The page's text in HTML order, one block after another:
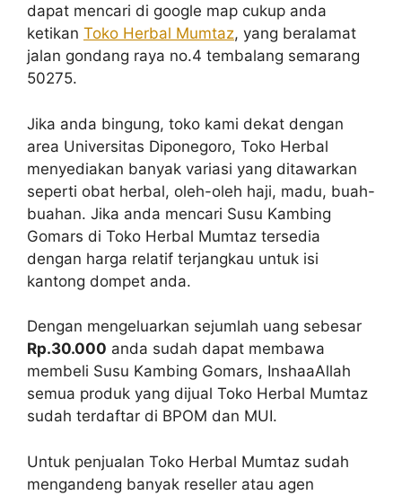
dapat mencari di google map cukup anda
ketikan Toko Herbal Mumtaz, yang beralamat
jalan gondang raya no.4 tembalang semarang
50275.
Jika anda bingung, toko kami dekat dengan
area Universitas Diponegoro, Toko Herbal
menyediakan banyak variasi yang ditawarkan
seperti obat herbal, oleh-oleh haji, madu, buah-
buahan. Jika anda mencari Susu Kambing
Gomars di Toko Herbal Mumtaz tersedia
dengan harga relatif terjangkau untuk isi
kantong dompet anda.
Dengan mengeluarkan sejumlah uang sebesar
Rp.30.000 anda sudah dapat membawa
membeli Susu Kambing Gomars, InshaaAllah
semua produk yang dijual Toko Herbal Mumtaz
sudah terdaftar di BPOM dan MUI.
Untuk penjualan Toko Herbal Mumtaz sudah
mengandeng banyak reseller atau agen